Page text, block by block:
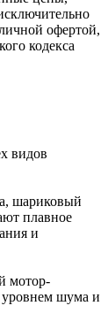
офертой,
кодекса
видов
шариковый
плавное
и
мотор-
шума и